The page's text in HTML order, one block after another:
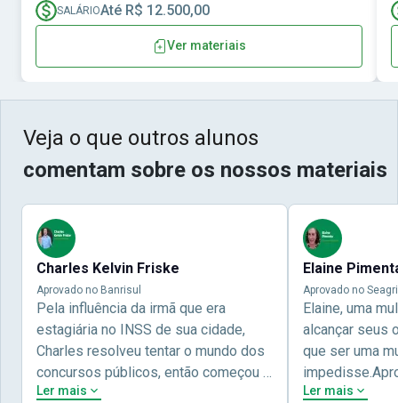
SALÁRIOAté R$ 12.500,00
Ver materiais
Veja o que outros alunos
comentam sobre os nossos materiais
Charles Kelvin Friske
Aprovado no Banrisul
Pela influência da irmã que era
estagiária no INSS de sua cidade,
Charles resolveu tentar o mundo dos
concursos públicos, então começou a
estudar com contéudo gratuito que a
Ler mais
Elaine
Aprovado no
Elaine, uma
alcançar seus
que ser uma
concursos
Ler mais